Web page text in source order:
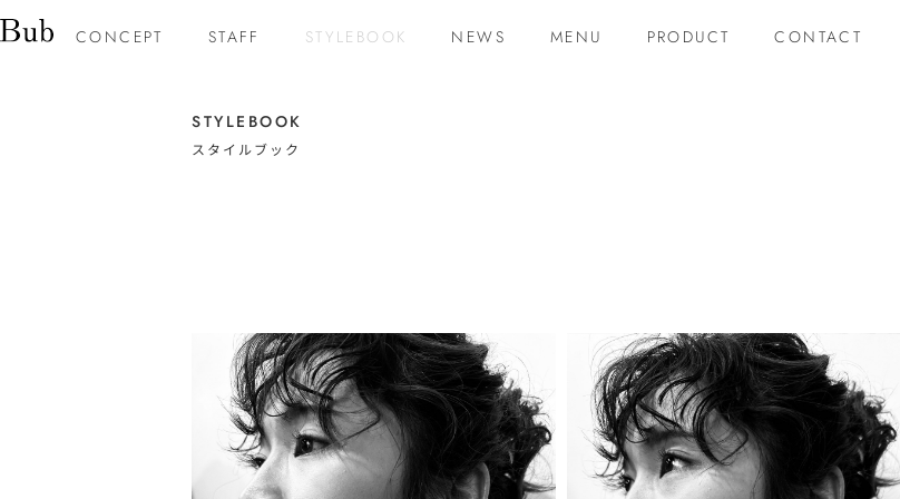
内
容
CONCEPT STAFF STYLEBOOK NEWS MENU PRODUCT CONTACT
STYLEBOOK
スタイルブック